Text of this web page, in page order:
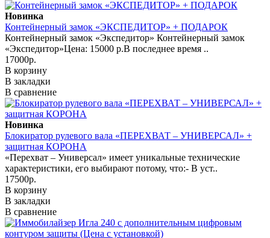
Новинка
Контейнерный замок «ЭКСПЕДИТОР» + ПОДАРОК
Контейнерный замок «Экспедитор» Контейнерный замок
«Экспедитор»Цена: 15000 р.В последнее время ..
17000р.
В корзину
В закладки
В сравнение
Новинка
Блокиратор рулевого вала «ПЕРЕХВАТ – УНИВЕРСАЛ» +
защитная КОРОНА
«Перехват – Универсал» имеет уникальные технические
характеристики, его выбирают потому, что:- В уст..
17500р.
В корзину
В закладки
В сравнение